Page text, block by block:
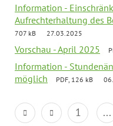
Information -
Aufrechterhaltung des
707 kB
27.03.2025
Vorschau - April 2025
Information -
möglich
PDF, 126 kB
1 ...